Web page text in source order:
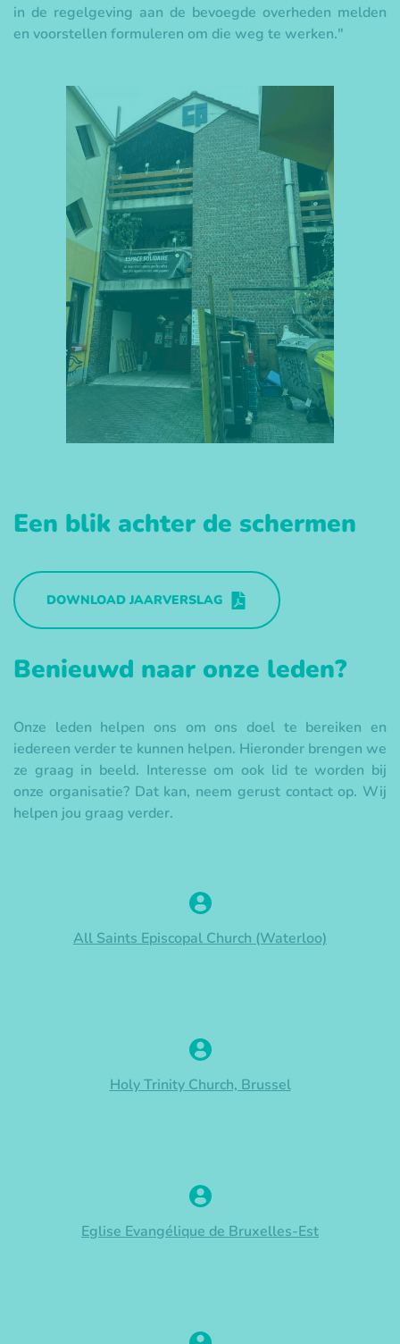
in de regelgeving aan de bevoegde overheden melden
en voorstellen formuleren om die weg te werken."
Een blik achter de schermen
DOWNLOAD JAARVERSLAG
Benieuwd naar onze leden?
Onze leden helpen ons om ons doel te bereiken en
iedereen verder te kunnen helpen. Hieronder brengen we
ze graag in beeld. Interesse om ook lid te worden bij
onze organisatie? Dat kan, neem gerust contact op. Wij
helpen jou graag verder.
All Saints Episcopal Church (Waterloo)
Holy Trinity Church, Brussel
Eglise Evangélique de Bruxelles-Est